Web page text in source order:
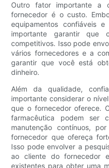
Outro fator importante a
fornecedor é o custo.
equipamentos confiáveis
importante garantir que
competitivos. Isso pode
vários fornecedores e a
garantir que você está
dinheiro.
Além da qualidade,
importante considerar o
que o fornecedor oferece.
farmacêutica podem ser
manutenção contínuos,
fornecedor que ofereça
Isso pode envolver a
ao cliente do fornecedor
existentes para obter uma